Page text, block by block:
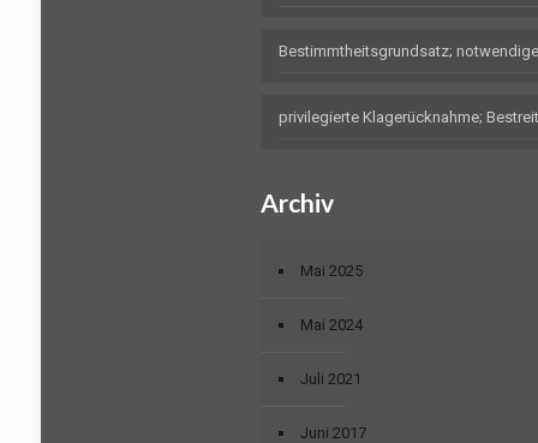
Bestimmtheitsgrundsatz;
privilegierte Klagerücknahme;
Archiv
Mai 2025
Mai 2024
Juli 2021
Juni 2017